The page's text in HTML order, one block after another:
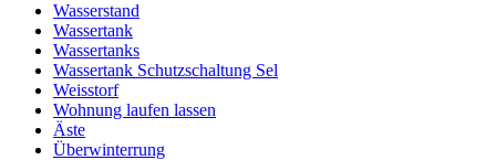
Wasserstand
Wassertank
Wassertanks
Wassertank Schutzschaltung Sel
Weisstorf
Wohnung laufen lassen
Äste
Überwinterrung